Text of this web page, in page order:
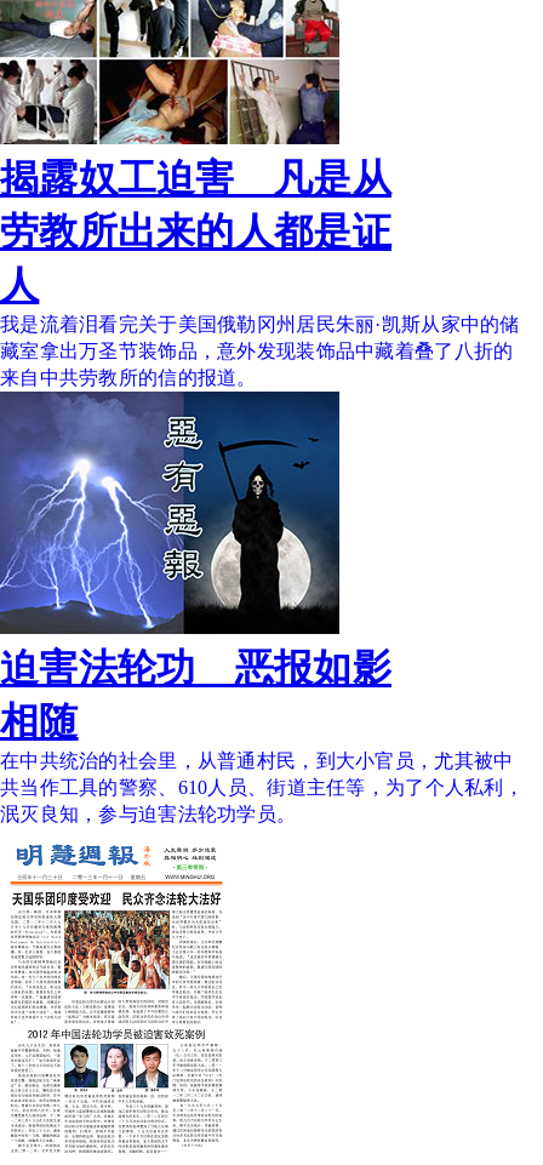
揭露奴工迫害 凡是从
劳教所出来的人都是证
人
我是流着泪看完关于美国俄勒冈州居民朱丽·凯斯从家中的储
藏室拿出万圣节装饰品，意外发现装饰品中藏着叠了八折的
来自中共劳教所的信的报道。
迫害法轮功 恶报如影
相随
在中共统治的社会里，从普通村民，到大小官员，尤其被中
共当作工具的警察、610人员、街道主任等，为了个人私利，
泯灭良知，参与迫害法轮功学员。